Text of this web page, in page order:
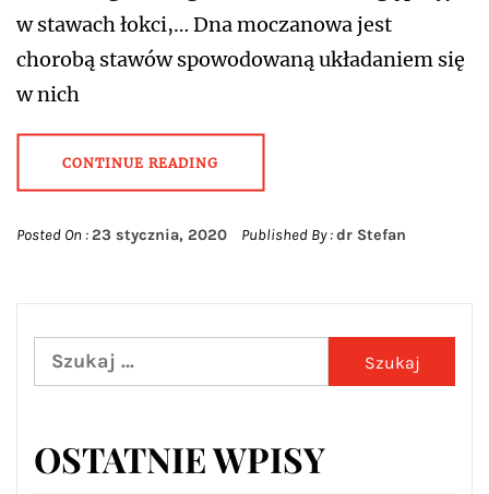
w stawach łokci,… Dna moczanowa jest
chorobą stawów spowodowaną układaniem się
w nich
CONTINUE READING
Posted On :23 stycznia, 2020 Published By :dr Stefan
Szukaj:
OSTATNIE WPISY